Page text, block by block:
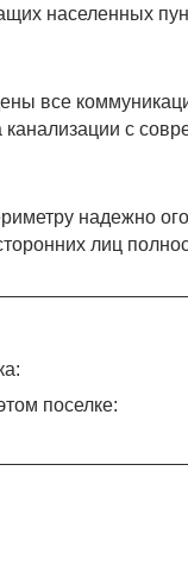
населенных
все
с
надежно
лиц
поселке: